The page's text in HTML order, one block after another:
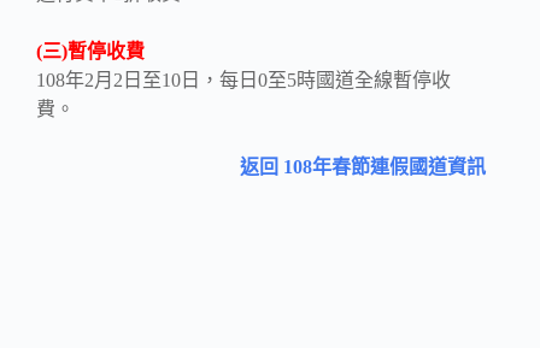
(三)暫停收費
108年2月2日至10日，每日0至5時國道全線暫停收
費。
返回 108年春節連假國道資訊